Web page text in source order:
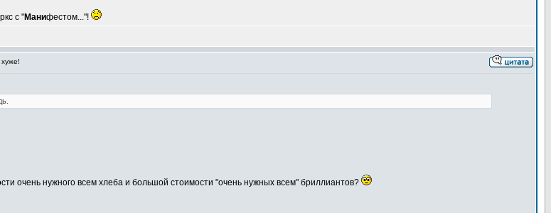
с "Манифестом..."!
очень нужного всем хлеба и большой стоимости "очень нужных всем" бриллиантов?